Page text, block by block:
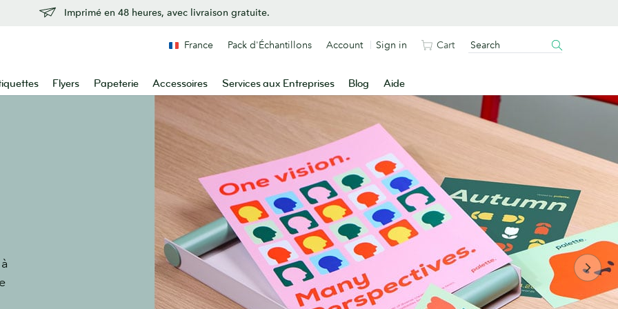
Imprimé en 48 heures, avec livraison gratuite.
Flyers Papeterie Accessoires Services aux Entreprises Blog Aide
France Pack d'Échantillons Account Sign in Cart